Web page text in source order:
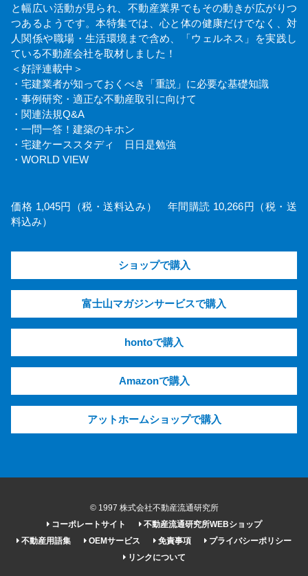
と幅広い活動が見られ、不動産業界でもその動きが広がりつ
つあるようです。本特集では、心と体の健康だけでなく、対
人関係や職場・生活環境まで含め、「ウェルネス」を実践し
ている不動産会社を取材しました！
＜好評連載中＞
・宅建業者が知っておくべき「重説」に必要な基礎知識
・事例研究・適正な不動産取引に向けて
・関連法規Q&A
・一問一答！建築のキホン
・宅建ケーススタディ 日日是勉強
・WORLD VIEW
価格 1,045円（税・送料込み） 年間購読 10,266円（税・送
料込み）
ショップで購入
富士山マガジンサービスで購入
hontoで購入
Amazonで購入
アットホームショップで購入
© 1997 株式会社不動産流通研究所
コーポレートサイト
不動産流通研究所WEBショップ
不動産用語集
OEMサービス 免責事項
プライバシーポリシー
リンクについて